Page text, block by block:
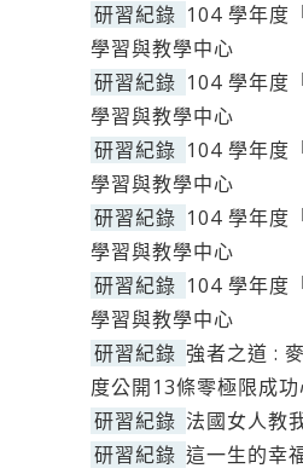
研習紀錄 104 學年度
學習與教學中心
研習紀錄 104 學年度
學習與教學中心
研習紀錄 104 學年度
學習與教學中心
研習紀錄 104 學年度
學習與教學中心
研習紀錄 104 學年度
學習與教學中心
研習紀錄 強者之道 :
度公開13條零極限成
研習紀錄 法國女人教
研習紀錄 這一生的幸